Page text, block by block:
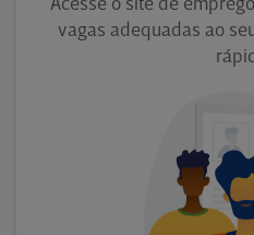
Acesse o site de
vagas adequadas ao